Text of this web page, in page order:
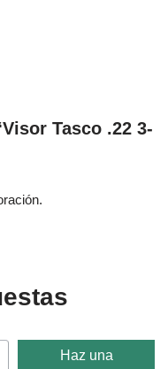
Tasco .22 3-
Haz una